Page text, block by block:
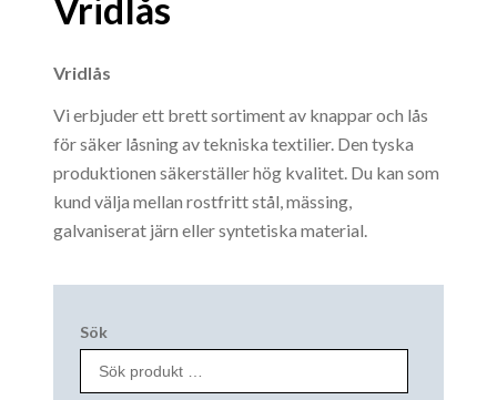
Vridlås
Vridlås
Vi erbjuder ett brett sortiment av knappar och lås
för säker låsning av tekniska textilier. Den tyska
produktionen säkerställer hög kvalitet. Du kan som
kund välja mellan rostfritt stål, mässing,
galvaniserat järn eller syntetiska material.
Sök